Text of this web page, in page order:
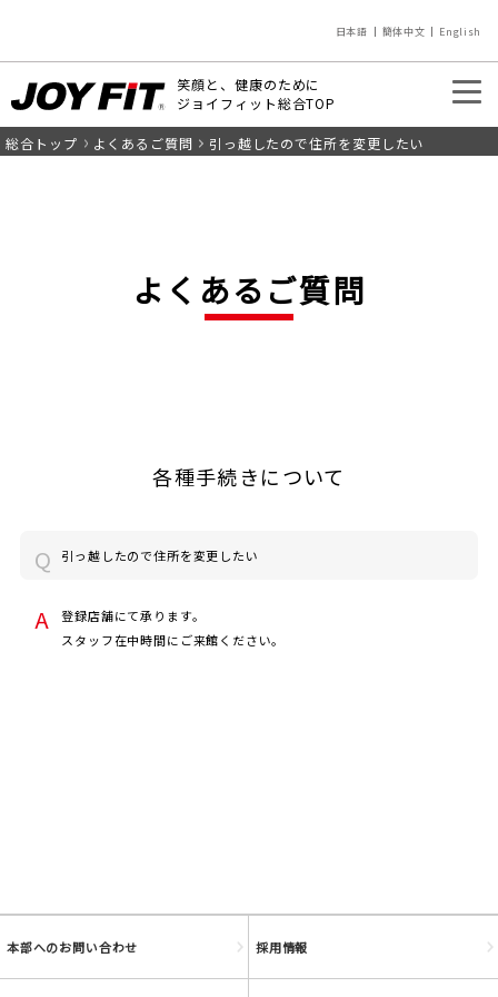
日本語 簡体中文 English
笑顔と、健康のために
ジョイフィット総合TOP
入会のご案内 店舗を探す
JOYFIT
総合トップ よくあるご質問 引っ越したので住所を変更したい
よくあるご質問
各種手続きについて
引っ越したので住所を変更したい
登録店舗にて承ります。
スタッフ在中時間にご来館ください。
本部へのお問い合わせ 採用情報